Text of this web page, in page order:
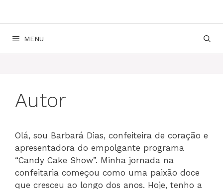
MENU
Autor
Olá, sou Barbará Dias, confeiteira de coração e
apresentadora do empolgante programa
“Candy Cake Show”. Minha jornada na
confeitaria começou como uma paixão doce
que cresceu ao longo dos anos. Hoje, tenho a